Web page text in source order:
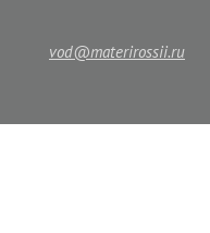
vod@materirossii.ru